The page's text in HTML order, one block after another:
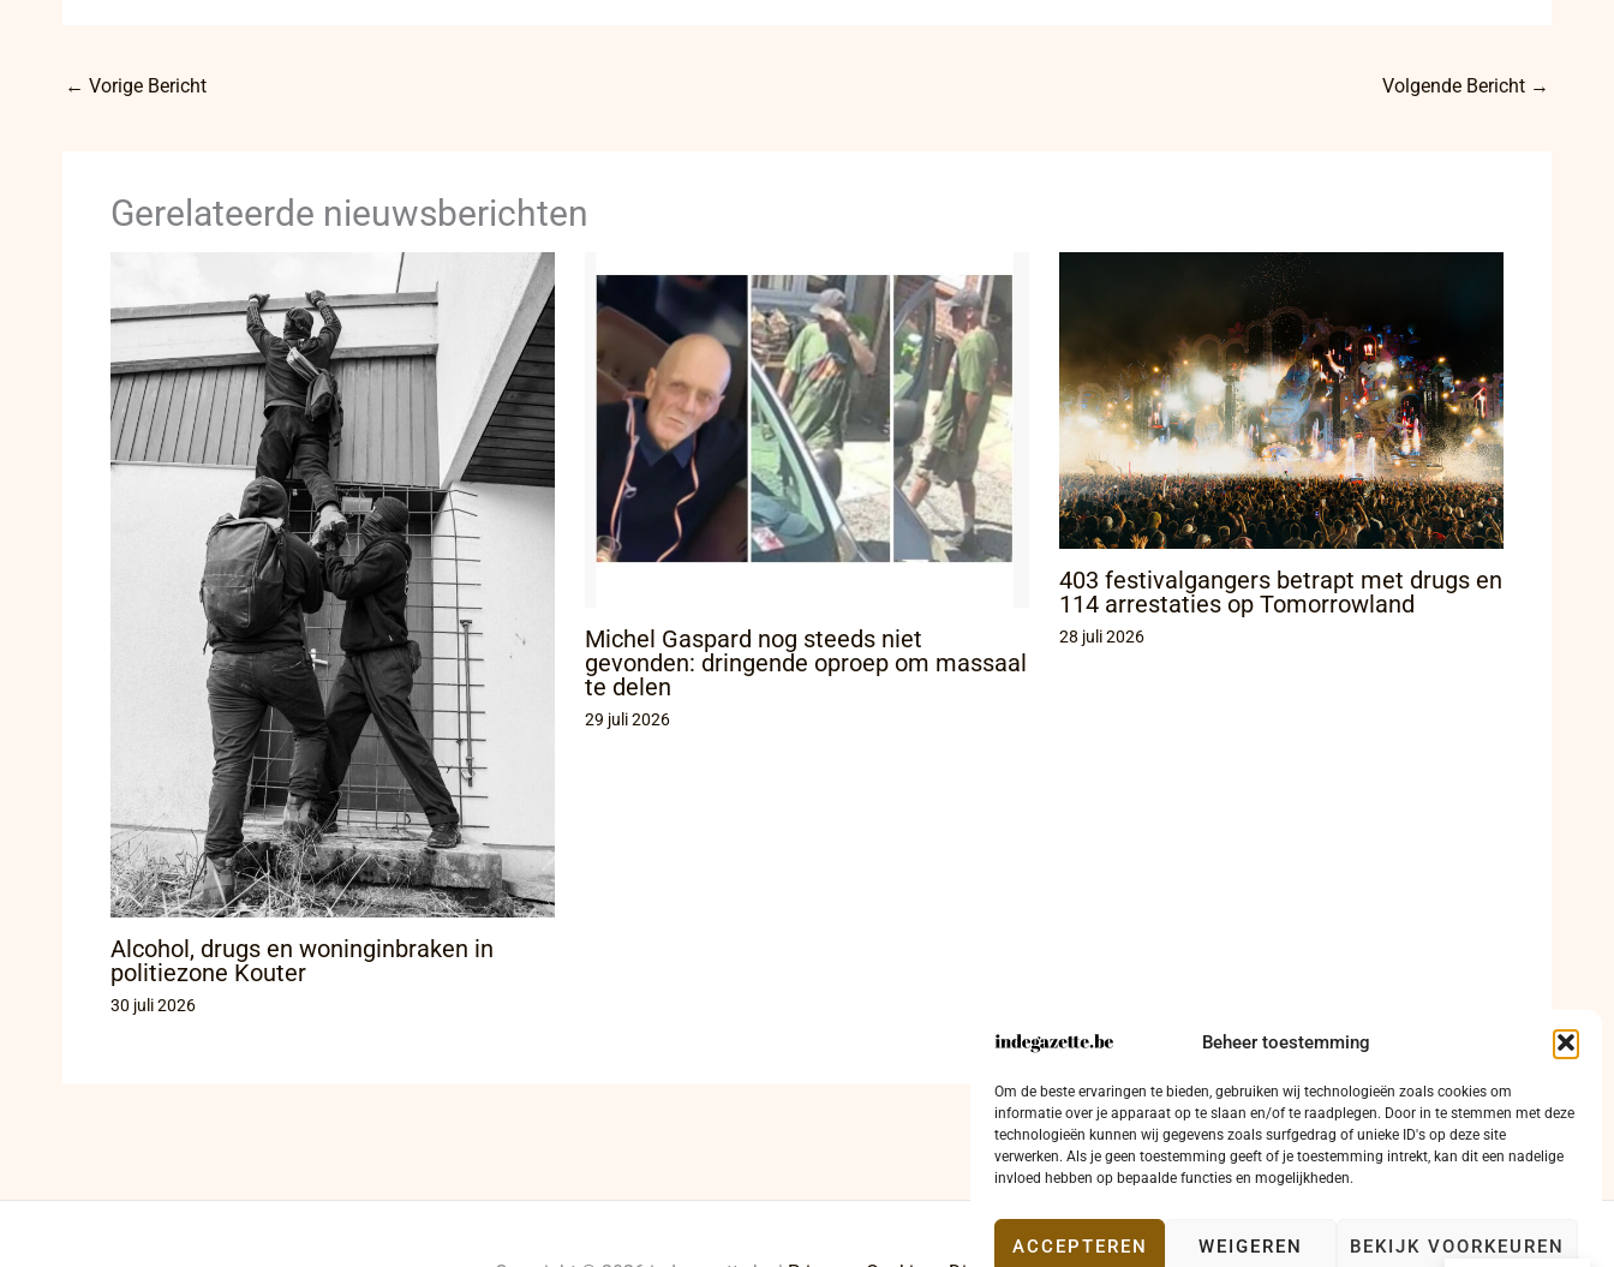
Beheer toestemming
Om de beste ervaringen te bieden, gebruiken wij technologieën zoals cookies om
informatie over je apparaat op te slaan en/of te raadplegen. Door in te stemmen met deze
technologieën kunnen wij gegevens zoals surfgedrag of unieke ID's op deze site
verwerken. Als je geen toestemming geeft of je toestemming intrekt, kan dit een nadelige
invloed hebben op bepaalde functies en mogelijkheden.
ACCEPTEREN WEIGEREN BEKIJK VOORKEUREN
← Vorige Bericht Volgende Bericht →
Gerelateerde nieuwsberichten
Alcohol, drugs en woninginbraken in
politiezone Kouter
30 juli 2026
Michel Gaspard nog steeds niet
gevonden: dringende oproep om massaal
te delen
29 juli 2026
403 festivalgangers betrapt met drugs en
114 arrestaties op Tomorrowland
28 juli 2026